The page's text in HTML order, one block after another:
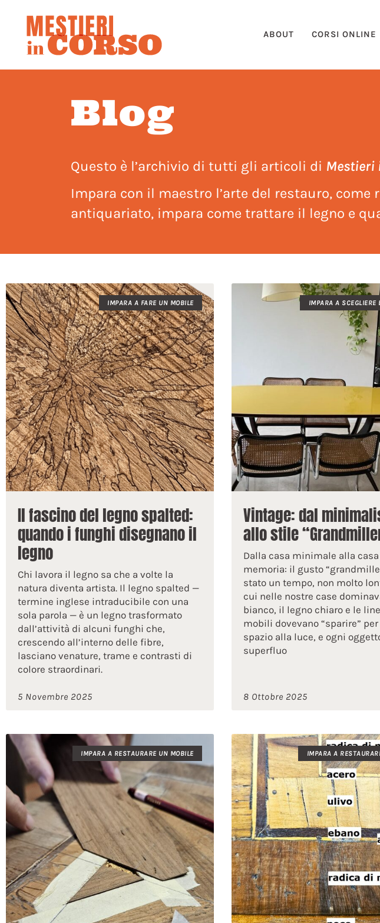
ABOUT CORSI ONLINE
Blog
Questo è l’archivio di tutti gli articoli di Mestieri
Impara con il maestro l’arte del restauro,
antiquariato, impara come trattare il legno e
IMPARA A FARE UN MOBILE
Il fascino del legno spalted:
quando i funghi disegnano il
legno
Chi lavora il legno sa che a volte la
natura diventa artista. Il legno spalted —
termine inglese intraducibile con una
sola parola — è un legno trasformato
dall’attività di alcuni funghi che,
crescendo all’interno delle fibre,
lasciano venature, trame e contrasti di
colore straordinari.
5 Novembre 2025
IMPARA A SCEGLIERE
Vintage: dal
allo stile
Dalla casa minimale alla
memoria: il gusto
stato un tempo, non molto
cui nelle nostre case
bianco, il legno chiaro e le
mobili dovevano “sparire”
spazio alla luce, e ogni
superfluo
8 Ottobre 2025
IMPARA A RESTAURARE UN MOBILE IMPARA A